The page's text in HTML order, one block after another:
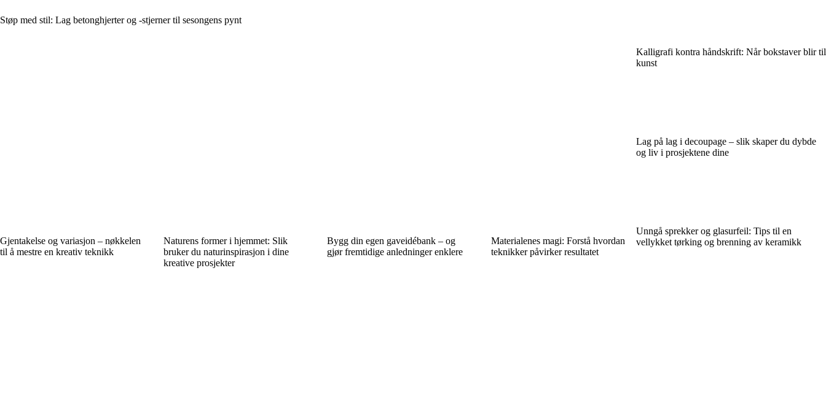
Støp med stil: Lag betonghjerter og -stjerner til sesongens pynt
Gjentakelse og variasjon – nøkkelen
til å mestre en kreativ teknikk
Naturens former i hjemmet: Slik
bruker du naturinspirasjon i dine
kreative prosjekter
Bygg din egen gaveidébank – og
gjør fremtidige anledninger enklere
Materialenes magi: Forstå hvordan
teknikker påvirker resultatet
Kalligrafi kontra håndskrift: Når bokstaver blir til
kunst
Lag på lag i decoupage – slik skaper du dybde
og liv i prosjektene dine
Unngå sprekker og glasurfeil: Tips til en
vellykket tørking og brenning av keramikk